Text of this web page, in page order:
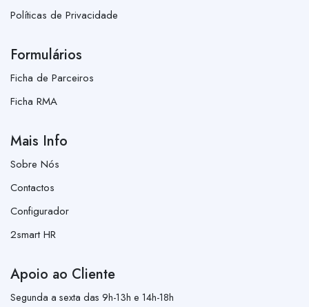
Políticas de Privacidade
Formulários
Ficha de Parceiros
Ficha RMA
Mais Info
Sobre Nós
Contactos
Configurador
2smart HR
Apoio ao Cliente
Segunda a sexta das 9h-13h e 14h-18h